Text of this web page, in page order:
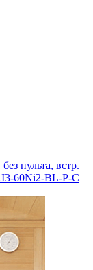
пульта, встр.
60Ni2-BL-P-C